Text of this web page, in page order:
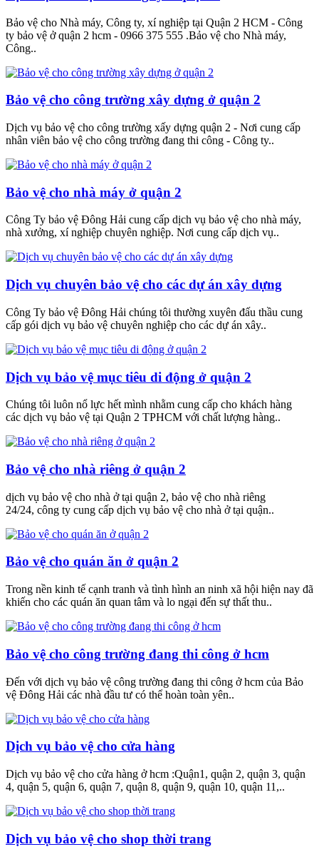
Bảo vệ cho Nhà máy, Công ty, xí nghiệp tại Quận 2 HCM - Công
ty bảo vệ ở quận 2 hcm - 0966 375 555 .Bảo vệ cho Nhà máy,
Công..
Bảo vệ cho công trường xây dựng ở quận 2
Dịch vụ bảo vệ cho công trường xấy dựng quận 2 - Nơi cung cấp
nhân viên bảo vệ cho công trường đang thi công - Công ty..
Bảo vệ cho nhà máy ở quận 2
Công Ty bảo vệ Đông Hải cung cấp dịch vụ bảo vệ cho nhà máy,
nhà xưởng, xí nghiệp chuyên nghiệp. Nơi cung cấp dịch vụ..
Dịch vụ chuyên bảo vệ cho các dự án xây dựng
Công Ty bảo vệ Đông Hải chúng tôi thường xuyên đấu thầu cung
cấp gói dịch vụ bảo vệ chuyên nghiệp cho các dự án xây..
Dịch vụ bảo vệ mục tiêu di động ở quận 2
Chúng tôi luôn nổ lực hết mình nhằm cung cấp cho khách hàng
các dịch vụ bảo vệ tại Quận 2 TPHCM với chất lượng hàng..
Bảo vệ cho nhà riêng ở quận 2
dịch vụ bảo vệ cho nhà ở tại quận 2, bảo vệ cho nhà riêng
24/24, công ty cung cấp dịch vụ bảo vệ cho nhà ở tại quận..
Bảo vệ cho quán ăn ở quận 2
Trong nền kinh tế cạnh tranh và tình hình an ninh xã hội hiện nay đã
khiến cho các quán ăn quan tâm và lo ngại đến sự thất thu..
Bảo vệ cho công trường đang thi công ở hcm
Đến với dịch vụ bảo vệ công trường đang thi công ở hcm của Bảo
vệ Đông Hải các nhà đầu tư có thể hoàn toàn yên..
Dịch vụ bảo vệ cho cửa hàng
Dịch vụ bảo vệ cho cửa hàng ở hcm :Quận1, quận 2, quận 3, quận
4, quận 5, quận 6, quận 7, quận 8, quận 9, quận 10, quận 11,..
Dịch vụ bảo vệ cho shop thời trang